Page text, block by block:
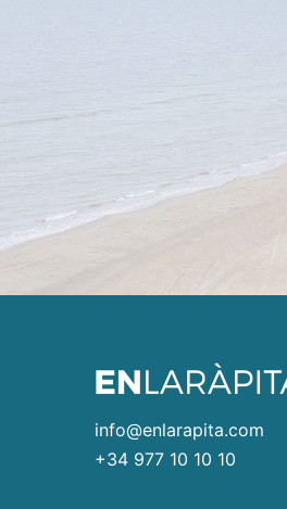
info@enlarapita.com
+34 977 10 10 10